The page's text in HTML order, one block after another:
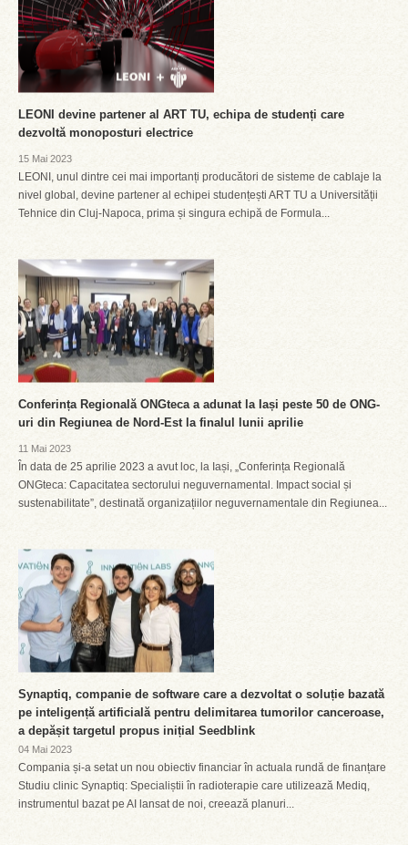
LEONI devine partener al ART TU, echipa de studenți care
dezvoltă monoposturi electrice
15 Mai 2023
LEONI, unul dintre cei mai importanți producători de sisteme de cablaje la
nivel global, devine partener al echipei studențești ART TU a Universității
Tehnice din Cluj-Napoca, prima și singura echipă de Formula...
Conferința Regională ONGteca a adunat la Iași peste 50 de ONG-
uri din Regiunea de Nord-Est la finalul lunii aprilie
11 Mai 2023
În data de 25 aprilie 2023 a avut loc, la Iași, „Conferința Regională
ONGteca: Capacitatea sectorului neguvernamental. Impact social și
sustenabilitate”, destinată organizațiilor neguvernamentale din Regiunea...
Synaptiq, companie de software care a dezvoltat o soluție bazată
pe inteligență artificială pentru delimitarea tumorilor canceroase,
a depășit targetul propus inițial Seedblink
04 Mai 2023
Compania și-a setat un nou obiectiv financiar în actuala rundă de finanțare
Studiu clinic Synaptiq: Specialiștii în radioterapie care utilizează Mediq,
instrumentul bazat pe AI lansat de noi, creează planuri...